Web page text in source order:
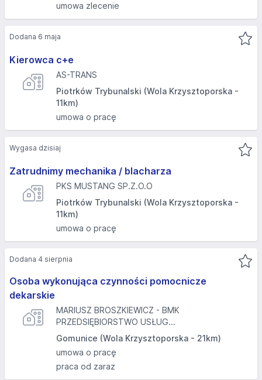
umowa zlecenie
Kierowca c+e
AS-TRANS
Piotrków Trybunalski (Wola Krzysztoporska -
11km)
umowa o pracę
Dodana 6 maja
Zatrudnimy mechanika / blacharza
PKS MUSTANG SP.Z.O.O
Piotrków Trybunalski (Wola Krzysztoporska -
11km)
umowa o pracę
Wygasa dzisiaj
Osoba wykonująca czynności pomocnicze
dekarskie
MARIUSZ BROSZKIEWICZ - BMK
PRZEDSIĘBIORSTWO USŁUG...
Gomunice (Wola Krzysztoporska - 21km)
umowa o pracę
praca od zaraz
Dodana 4 sierpnia